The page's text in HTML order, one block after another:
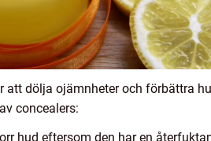
dölja ojämnheter och förbättra
concealers:
hud eftersom den har en